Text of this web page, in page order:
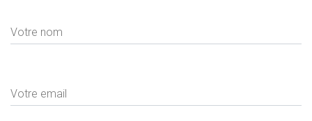
Votre nom
Votre email